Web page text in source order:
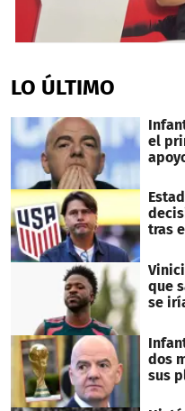
of
9
35
seconds
LO ÚLTIMO
el
tras
que
se
dos
sus